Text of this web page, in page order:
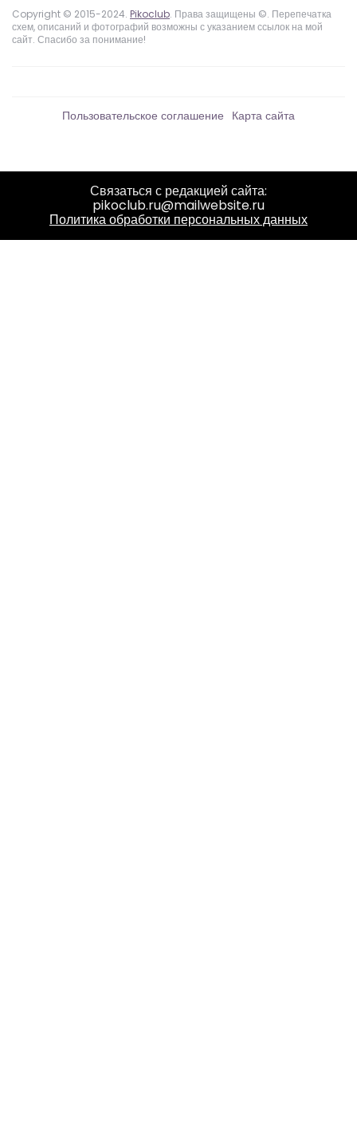
Copyright © 2015-2024. Pikoclub. Права защищены ©. Перепечатка
схем, описаний и фотографий возможны с указанием ссылок на мой
сайт. Спасибо за понимание!
Пользовательское соглашение Карта сайта
Связаться с редакцией сайта:
pikoclub.ru@mailwebsite.ru
Политика обработки персональных данных